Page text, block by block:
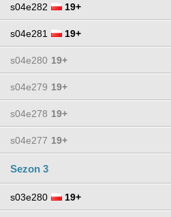
s04e282 19+
s04e281 19+
s04e280 19+
s04e279 19+
s04e278 19+
s04e277 19+
Sezon 3
s03e280 19+